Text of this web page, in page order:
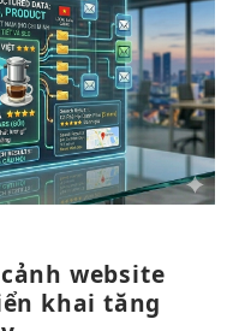
website
khaităng